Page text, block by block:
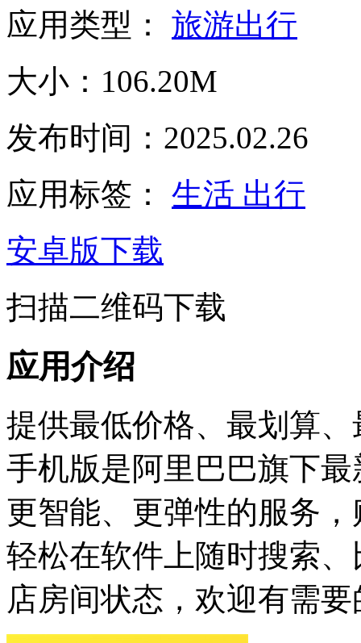
应用类型： 旅游出行
大小：106.20M
发布时间：2025.02.26
应用标签： 生活 出行
安卓版下载
扫描二维码下载
应用介绍
提供最低价格、最划算
手机版是阿里巴巴旗下
更智能、更弹性的服务
轻松在软件上随时搜索
店房间状态，欢迎有需